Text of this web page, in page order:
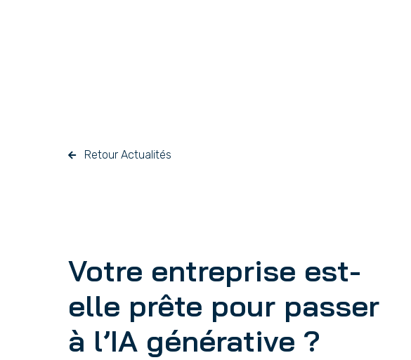
Retour Actualités
Votre entreprise est-
elle prête pour passer
à l’IA générative ?